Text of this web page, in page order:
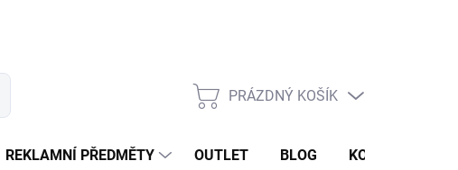
NÁKUPNÍ
PRÁZDNÝ KOŠÍK
REKLAMNÍ PŘEDMĚTY OUTLET BLOG KONTAKT